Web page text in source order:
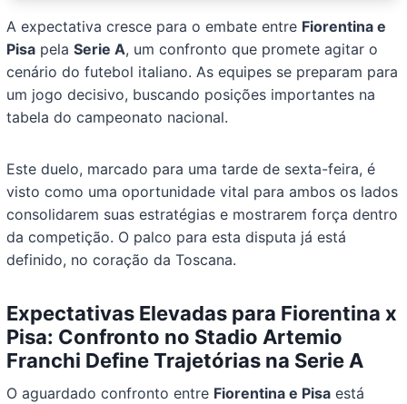
A expectativa cresce para o embate entre Fiorentina e
Pisa pelaSerie A, um confronto que promete agitar o
cenário do futebol italiano. As equipes se preparam para
um jogo decisivo, buscando posições importantes na
tabela do campeonato nacional.
Este duelo, marcado para uma tarde de sexta-feira, é
visto como uma oportunidade vital para ambos os lados
consolidarem suas estratégias e mostrarem força dentro
da competição. O palco para esta disputa já está
definido, no coração da Toscana.
Expectativas Elevadas para Fiorentina x
Pisa: Confronto no Stadio Artemio
Franchi Define Trajetórias na Serie A
O aguardado confronto entre Fiorentina e Pisa está